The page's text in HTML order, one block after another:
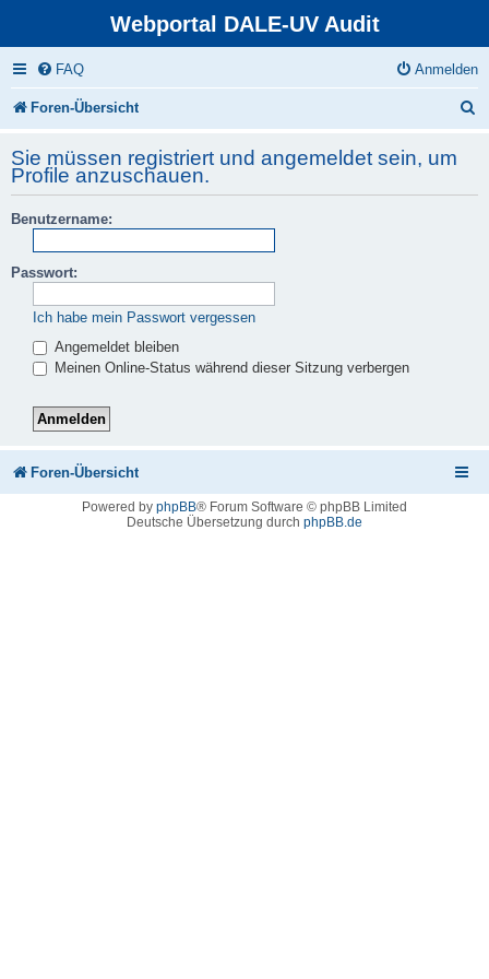
Webportal DALE-UV Audit
FAQ Anmelden
Foren-Übersicht
Sie müssen registriert und angemeldet sein, um
Profile anzuschauen.
Benutzername:
Passwort:
Ich habe mein Passwort vergessen
Angemeldet bleiben
Meinen Online-Status während dieser Sitzung verbergen
Foren-Übersicht
Powered by phpBB® Forum Software © phpBB Limited
Deutsche Übersetzung durch phpBB.de